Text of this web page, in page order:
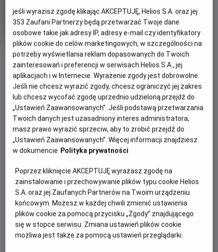
OBSERWUJ
wiek
Czas
trwania
79 min
Kraj
i
rok
produkcji
Dania (2023)
PREMIERA
12 maja 2023
REŻYSERIA
Suzane Raes
OBSADA
Jonathan Janson, Anna Krekeler, Abbie Vandivere
WIĘCEJ SZCZEGÓŁÓW
OPIS FILMU
Bohaterem tego fascynującego dokumentu jest człowiek,
który potrafił stworzyć wszechświat w rogu pokoju i jak
Johannes Vermeer, jeden z największych malarzy w historii.
Zgodnie z obietnicą w tytule, „Blisko mistrza" zdejmuje
słynne dzieła ze ścian, wyjmuje z ram i zabiera do
laboratorium, by ukazać nam w zbliżeniu oszałamiające
detale – na przykład „Dziewczyny z perłą" - i odsłonić
ukryte pod farbą warstwy. Twórcy pozwalają nam tez
jeśli wyrazisz zgodę klikając AKCEPTUJĘ, Helios S.A. oraz jej
353 Zaufani Partnerzy będą przetwarzać Twoje dane
osobowe takie jak adresy IP, adresy e-mail czy identyfikatory
plików cookie do celów marketingowych, w szczególności na
potrzeby wyświetlania reklam dopasowanych do Twoich
zainteresowań i preferencji w serwisach Helios S.A., jej
aplikacjach i w Internecie. Wyrażenie zgody jest dobrowolne.
Jeśli nie chcesz wyrazić zgody, chcesz ograniczyć jej zakres
lub chcesz wycofać zgodę uprzednio udzieloną przejdź do
„Ustawień Zaawansowanych”. Jeśli podstawą przetwarzania
Twoich danych jest uzasadniony interes administratora,
masz prawo wyrazić sprzeciw, aby to zrobić przejdź do
„Ustawień Zaawansowanych”. Więcej informacji znajdziesz
w dokumencie Polityka prywatności
Poprzez kliknięcie AKCEPTUJĘ wyrażasz zgodę na
zainstalowanie i przechowywanie plików typu cookie Helios
S.A. oraz jej Zaufanych Partnerów na Twoim urządzeniu
końcowym. Możesz w każdej chwili zmienić ustawienia
plików cookie za pomocą przycisku „Zgody” znajdującego
się w stopce serwisu. Zmiana ustawień plików cookie
możliwa jest także za pomocą ustawień przeglądarki.